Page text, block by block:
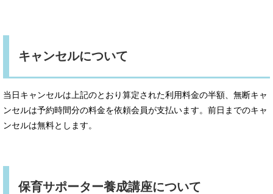
キャンセルについて
当日キャンセルは上記のとおり算定された利用料金の半額、無断キャ
ンセルは予約時間分の料金を依頼会員が支払います。前日までのキャ
ンセルは無料とします。
保育サポーター養成講座について